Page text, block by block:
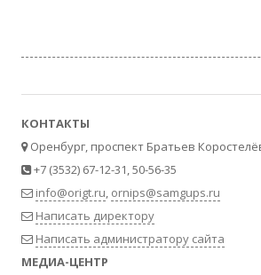
КОНТАКТЫ
Оренбург, проспект Братьев
+7 (3532) 67-12-31, 50-56-35
info@origt.ru, ornips@samgups.ru
Написать директору
Написать администратору сайта
МЕДИА-ЦЕНТР